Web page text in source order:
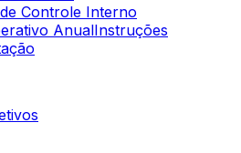
Controle Interno
AnualInstruções